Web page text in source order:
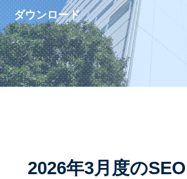
ダウンロード
2026年3月度の